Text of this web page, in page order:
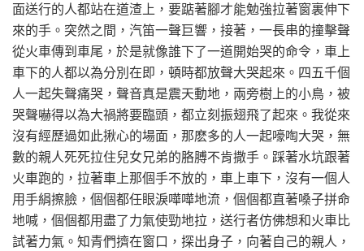
面送行的人都站在道渣上，要踮著腳才能勉強拉著窗裏伸下
來的手。突然之間，汽笛一聲巨響，接著，一長串的撞擊聲
從火車傳到車尾，於是就像誰下了一道開始哭的命令，車上
車下的人都以為分別在即，頓時都放聲大哭起來。四五千個
人一起失聲痛哭，聲音真是震天動地，兩旁樹上的小鳥，被
哭聲嚇得以為大禍將要臨頭，都立刻振翅飛了起來。我從來
沒有經歷過如此揪心的場面，那麽多的人一起嚎啕大哭，無
數的親人死死拉住兒女兄弟的胳膊不肯撒手。踩著水坑跟著
火車跑的，拉著車上那個手不放的，車上車下，沒有一個人
用手絹擦臉，個個都任眼淚嘩嘩地流，個個都直著嗓子拼命
地喊，個個都用盡了力氣使勁地拉，送行者仿佛想和火車比
試著力氣。知青們擠在窗口，探出身子，向著自己的親人，